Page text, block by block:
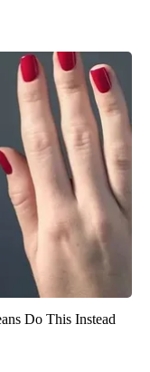
Do This Instead